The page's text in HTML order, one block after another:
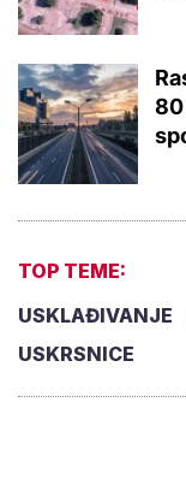
80
TOP TEME:
USKLAĐIVANJE
USKRSNICE